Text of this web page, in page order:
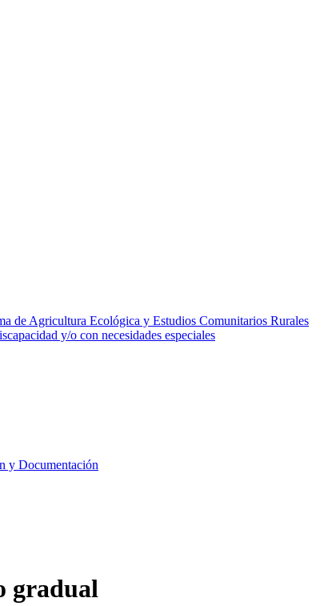
de Agricultura Ecológica y Estudios Comunitarios Rurales
y/o con necesidades especiales
y Documentación
gradual